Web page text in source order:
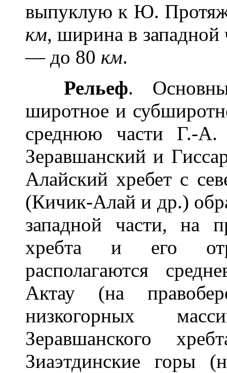
выпуклую к Ю.
км, ширина в
— до 80 км.
Рельеф.
широтное и
среднюю части Г.-А.
Зеравшанский и
Алайский хребет с
(Кичик-Алай и др.)
западной части, на
хребта и его
располагаются
Актау (на
низкогорных
Зеравшанского
Зиаэтдинские горы